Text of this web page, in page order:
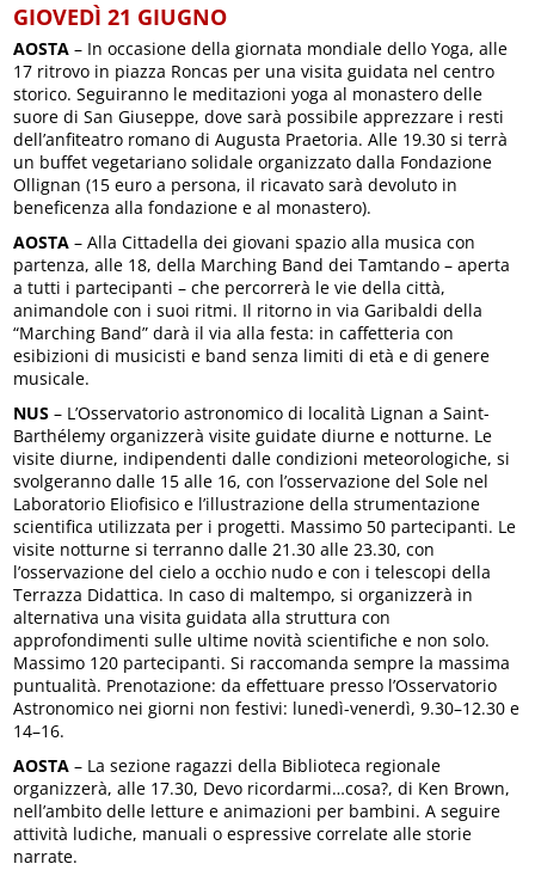
GIOVEDÌ 21 GIUGNO
AOSTA – In occasione della giornata mondiale dello Yoga, alle
17 ritrovo in piazza Roncas per una visita guidata nel centro
storico. Seguiranno le meditazioni yoga al monastero delle
suore di San Giuseppe, dove sarà possibile apprezzare i resti
dell’anfiteatro romano di Augusta Praetoria. Alle 19.30 si terrà
un buffet vegetariano solidale organizzato dalla Fondazione
Ollignan (15 euro a persona, il ricavato sarà devoluto in
beneficenza alla fondazione e al monastero).
AOSTA – Alla Cittadella dei giovani spazio alla musica con
partenza, alle 18, della Marching Band dei Tamtando – aperta
a tutti i partecipanti – che percorrerà le vie della città,
animandole con i suoi ritmi. Il ritorno in via Garibaldi della
“Marching Band” darà il via alla festa: in caffetteria con
esibizioni di musicisti e band senza limiti di età e di genere
musicale.
NUS – L’Osservatorio astronomico di località Lignan a Saint-
Barthélemy organizzerà visite guidate diurne e notturne. Le
visite diurne, indipendenti dalle condizioni meteorologiche, si
svolgeranno dalle 15 alle 16, con l’osservazione del Sole nel
Laboratorio Eliofisico e l’illustrazione della strumentazione
scientifica utilizzata per i progetti. Massimo 50 partecipanti. Le
visite notturne si terranno dalle 21.30 alle 23.30, con
l’osservazione del cielo a occhio nudo e con i telescopi della
Terrazza Didattica. In caso di maltempo, si organizzerà in
alternativa una visita guidata alla struttura con
approfondimenti sulle ultime novità scientifiche e non solo.
Massimo 120 partecipanti. Si raccomanda sempre la massima
puntualità. Prenotazione: da effettuare presso l’Osservatorio
Astronomico nei giorni non festivi: lunedì-venerdì, 9.30–12.30 e
14–16.
AOSTA – La sezione ragazzi della Biblioteca regionale
organizzerà, alle 17.30, Devo ricordarmi…cosa?, di Ken Brown,
nell’ambito delle letture e animazioni per bambini. A seguire
attività ludiche, manuali o espressive correlate alle storie
narrate.